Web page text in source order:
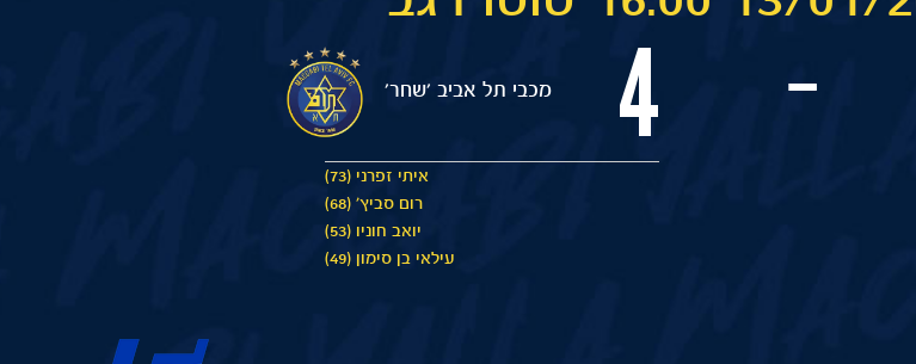
מכבי תל אביב 'שחר' 4 -
איתי זפרני (73)
רום סביץ׳ (68)
יואב חוניו (53)
עילאי בן סימון (49)